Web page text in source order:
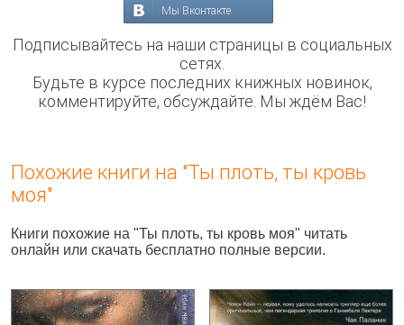
Мы Вконтакте
Подписывайтесь на наши страницы в социальных
сетях.
Будьте в курсе последних книжных новинок,
комментируйте, обсуждайте. Мы ждём Вас!
Похожие книги на "Ты плоть, ты кровь
моя"
Книги похожие на "Ты плоть, ты кровь моя" читать
онлайн или скачать бесплатно полные версии.